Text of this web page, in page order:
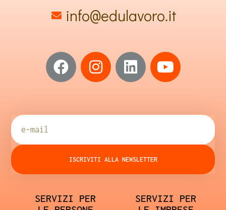
info@edulavoro.it
ISCRIVITI ALLA NEWSLETTER
SERVIZI PER
SERVIZI PER